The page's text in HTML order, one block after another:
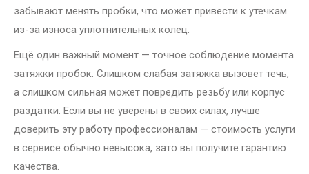
забывают менять пробки, что может привести к утечкам
из-за износа уплотнительных колец.
Ещё один важный момент — точное соблюдение момента
затяжки пробок. Слишком слабая затяжка вызовет течь,
а слишком сильная может повредить резьбу или корпус
раздатки. Если вы не уверены в своих силах, лучше
доверить эту работу профессионалам — стоимость услуги
в сервисе обычно невысока, зато вы получите гарантию
качества.